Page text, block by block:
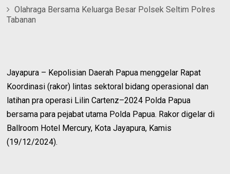
Olahraga Bersama Keluarga Besar Polsek Seltim Polres
Tabanan
Jayapura – Kepolisian Daerah Papua menggelar Rapat
Koordinasi (rakor) lintas sektoral bidang operasional dan
latihan pra operasi Lilin Cartenz–2024 Polda Papua
bersama para pejabat utama Polda Papua. Rakor digelar di
Ballroom Hotel Mercury, Kota Jayapura, Kamis
(19/12/2024).